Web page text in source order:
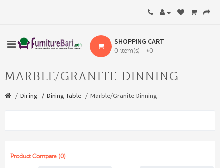
SHOPPING CART
0 item(s) - ৳0
MARBLE/GRANITE DINNING
Dining Dining Table Marble/Granite Dinning
Product Compare (0)